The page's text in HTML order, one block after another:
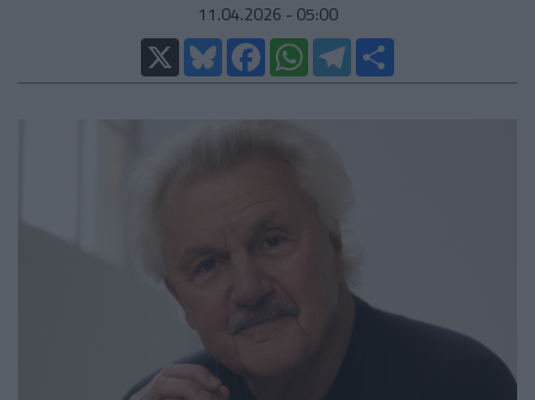
11.04.2026 - 05:00
X
BlueskyFacebookWhatsAppTelegram